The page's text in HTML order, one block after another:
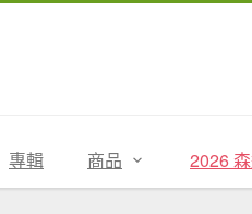
專輯 商品 2026